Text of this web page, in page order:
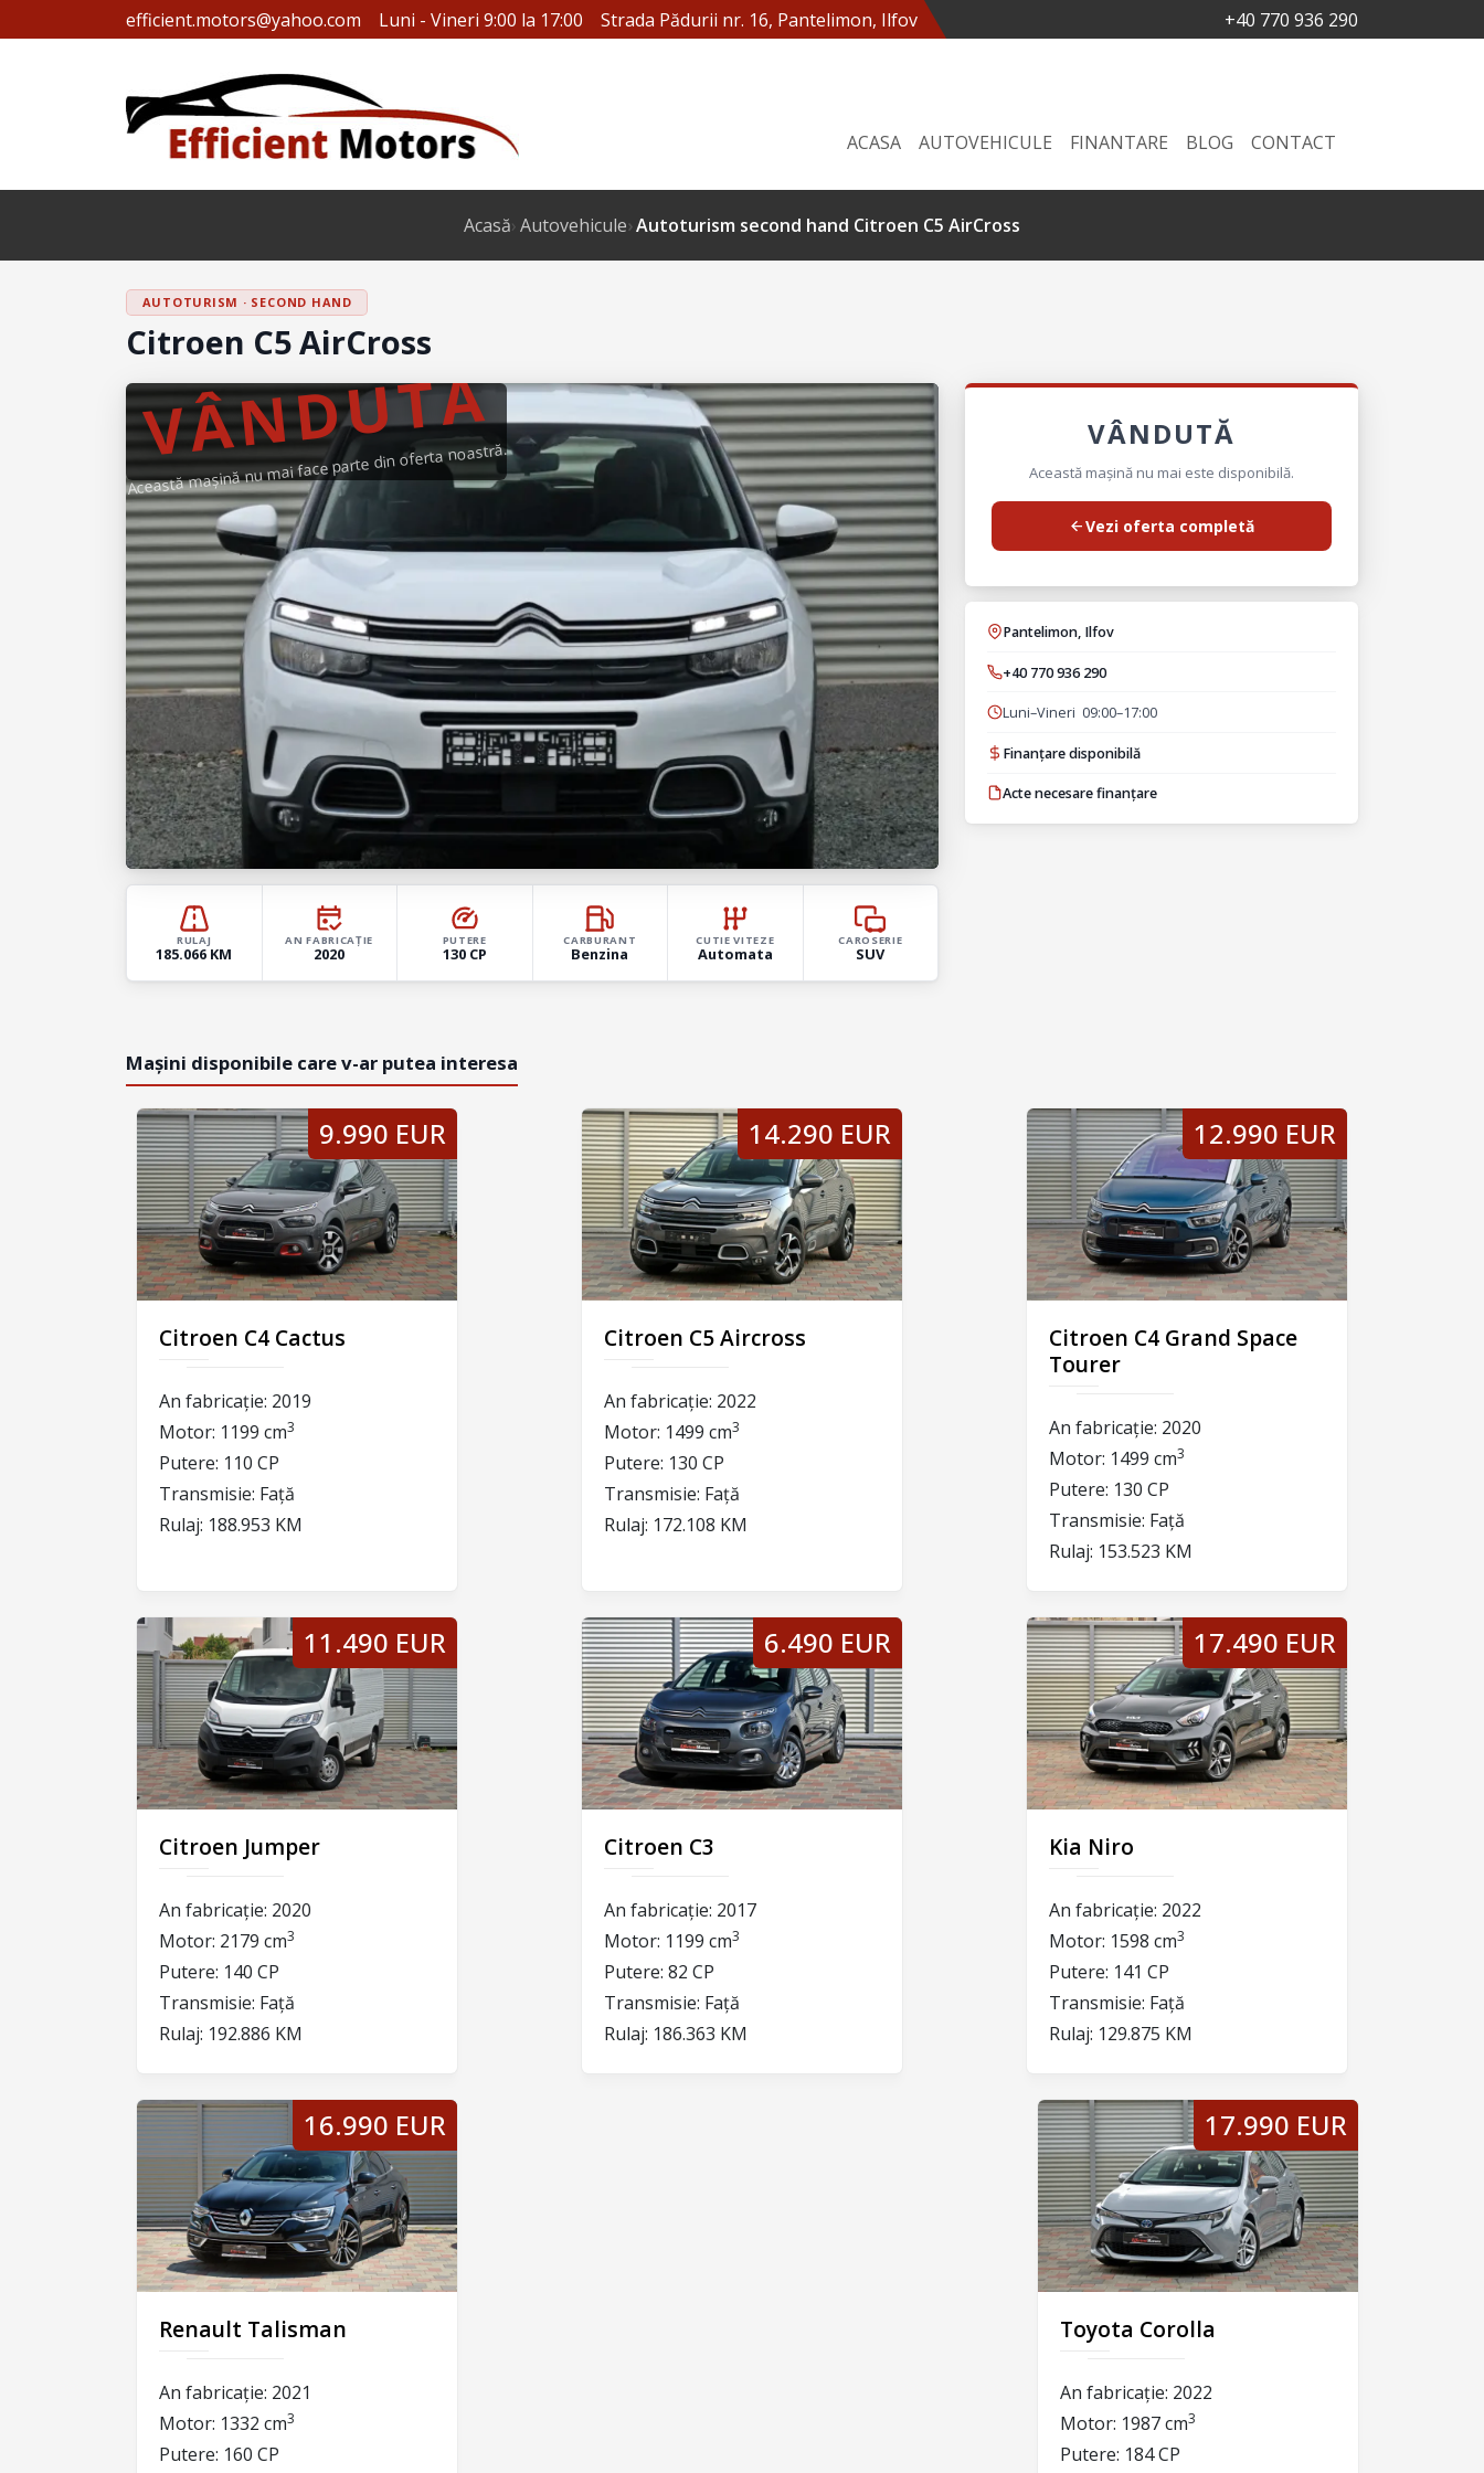
efficient.motors@yahoo.com Luni - Vineri 9:00 la 17:00 Strada Pădurii nr. 16, Pantelimon, Ilfov +40 770 936 290
ACASA AUTOVEHICULE FINANTARE BLOG CONTACT
Acasă Autovehicule Autoturism second hand Citroen C5 AirCross
AUTOTURISM · SECOND HAND
Citroen C5 AirCross
VÂNDUTĂ
Această mașină nu mai face parte din oferta noastră.
RULAJ
185.066 KM
AN FABRICAȚIE
2020
PUTERE
130 CP
CARBURANT
Benzina
CUTIE VITEZE
Automata
CAROSERIE
SUV
VÂNDUTĂ
Această mașină nu mai este disponibilă.
Vezi oferta completă
Pantelimon, Ilfov
+40 770 936 290
Luni–Vineri 09:00–17:00
Finanțare disponibilă
Acte necesare finanțare
Mașini disponibile care v-ar putea interesa
9.990 EUR
Citroen C4 Cactus
An fabricație: 2019
Motor: 1199 cm3
Putere: 110 CP
Transmisie: Față
Rulaj: 188.953 KM
14.290 EUR
Citroen C5 Aircross
An fabricație: 2022
Motor: 1499 cm3
Putere: 130 CP
Transmisie: Față
Rulaj: 172.108 KM
12.990 EUR
Citroen C4 Grand Space
Tourer
An fabricație: 2020
Motor: 1499 cm3
Putere: 130 CP
Transmisie: Față
Rulaj: 153.523 KM
11.490 EUR
Citroen Jumper
An fabricație: 2020
Motor: 2179 cm3
Putere: 140 CP
Transmisie: Față
Rulaj: 192.886 KM
6.490 EUR
Citroen C3
An fabricație: 2017
Motor: 1199 cm3
Putere: 82 CP
Transmisie: Față
Rulaj: 186.363 KM
17.490 EUR
Kia Niro
An fabricație: 2022
Motor: 1598 cm3
Putere: 141 CP
Transmisie: Față
Rulaj: 129.875 KM
16.990 EUR
Renault Talisman
An fabricație: 2021
Motor: 1332 cm3
Putere: 160 CP
17.990 EUR
Toyota Corolla
An fabricație: 2022
Motor: 1987 cm3
Putere: 184 CP